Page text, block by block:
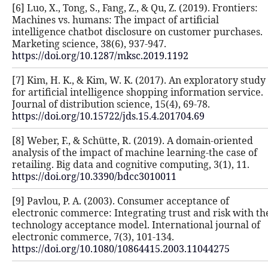
[6] Luo, X., Tong, S., Fang, Z., & Qu,
Machines vs. humans: The impact
intelligence chatbot disclosure on
Marketing science, 38(6), 937-947.
https://doi.org/10.1287/
[7] Kim, H. K., & Kim, W. K. (2017).
for artificial intelligence shopping
Journal of distribution science,
https://doi.org/10.15722/
[8] Weber, F., & Schütte, R. (2019).
analysis of the impact of machine
retailing. Big data and cognitive
https://doi.org/10.3390/bdcc3010011
[9] Pavlou, P. A. (2003). Consumer
electronic commerce: Integrating
technology acceptance model.
electronic commerce, 7(3), 101-134.
https://doi.org/10.1080/